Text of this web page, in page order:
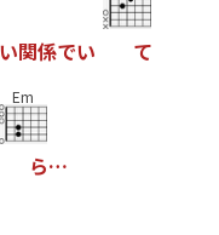
関係でい て
Em
ら…